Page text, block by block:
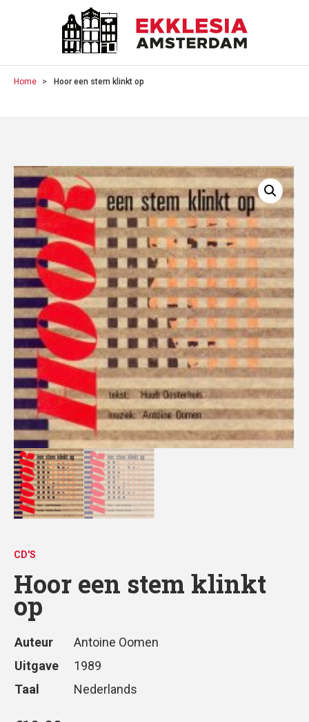
Home Hoor een stem klinkt op
CD'S
Hoor een stem klinkt
op
Auteur
Antoine Oomen
Uitgave
1989
Taal
Nederlands